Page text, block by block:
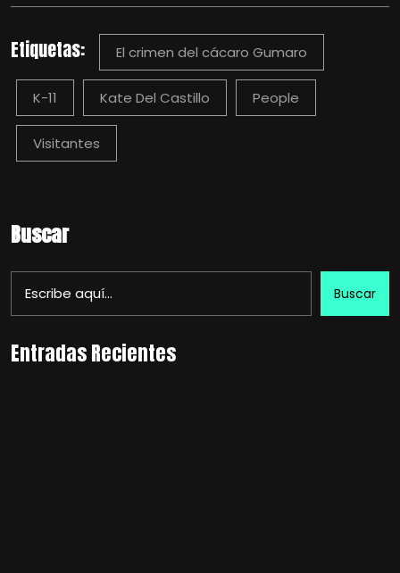
Etiquetas: El crimen del cácaro Gumaro
K-11 Kate Del Castillo People
Visitantes
Buscar
Buscar
Entradas Recientes